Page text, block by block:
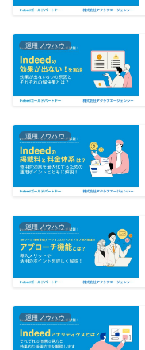
運用ノウハウ
運用ノウハウ
運用ノウハウ
運用ノウハウ